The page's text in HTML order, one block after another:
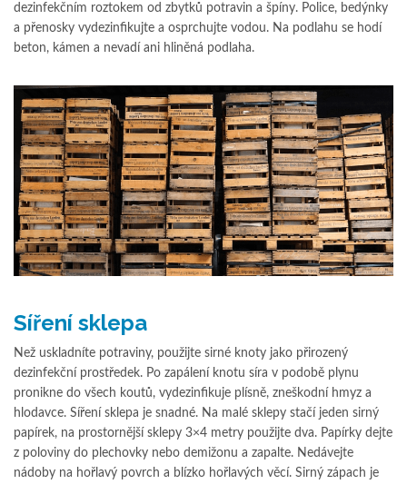
dezinfekčním roztokem od zbytků potravin a špíny. Police, bedýnky
a přenosky vydezinfikujte a osprchujte vodou. Na podlahu se hodí
beton, kámen a nevadí ani hliněná podlaha.
Síření sklepa
Než uskladníte potraviny, použijte sirné knoty jako přirozený
dezinfekční prostředek. Po zapálení knotu síra v podobě plynu
pronikne do všech koutů, vydezinfikuje plísně, zneškodní hmyz a
hlodavce. Síření sklepa je snadné. Na malé sklepy stačí jeden sirný
papírek, na prostornější sklepy 3×4 metry použijte dva. Papírky dejte
z poloviny do plechovky nebo demižonu a zapalte. Nedávejte
nádoby na hořlavý povrch a blízko hořlavých věcí. Sirný zápach je